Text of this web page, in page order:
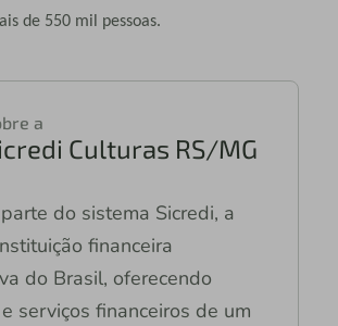
de 550 mil pessoas.
a
Culturas RS/MG
do sistema Sicredi, a
financeira
do Brasil, oferecendo
serviços financeiros de um